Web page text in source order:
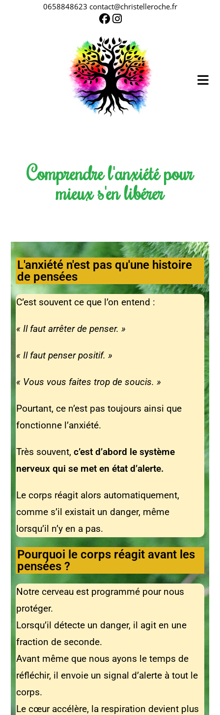
0658848623 contact@christelleroche.fr
Comprendre l'anxiété pour
mieux s'en libérer
L'anxiété n'est pas qu'une histoire
de pensées
C’est souvent ce que l’on entend :
« Il faut arrêter de penser. »
« Il faut penser positif. »
« Vous vous faites trop de soucis. »
Pourtant, ce n’est pas toujours ainsi que
fonctionne l’anxiété.
Très souvent,c’est d’abord le système
nerveux qui se met en état d’alerte.
Le corps réagit alors automatiquement,
comme s’il existait un danger, même
lorsqu’il n’y en a pas.
Pourquoi le corps réagit avant les
pensées ?
Notre cerveau est programmé pour nous
protéger.
Lorsqu’il détecte un danger, il agit en une
fraction de seconde.
Avant même que nous ayons le temps de
réfléchir, il envoie un signal d’alerte à tout le
corps.
Le cœur accélère, la respiration devient plus